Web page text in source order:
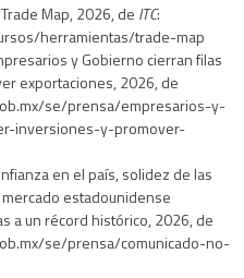
Map, 2026, de ITC:
herramientas/trade-map
y Gobierno cierran filas
exportaciones, 2026, de
se/prensa/empresarios-y-
inversiones-y-promover-
en el país, solidez de las
estadounidense
a un récord histórico, 2026, de
se/prensa/comunicado-no-